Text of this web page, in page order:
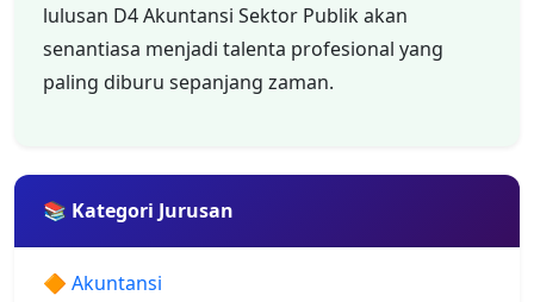
lulusan D4 Akuntansi Sektor Publik akan
senantiasa menjadi talenta profesional yang
paling diburu sepanjang zaman.
📚 Kategori Jurusan
🔶 Akuntansi